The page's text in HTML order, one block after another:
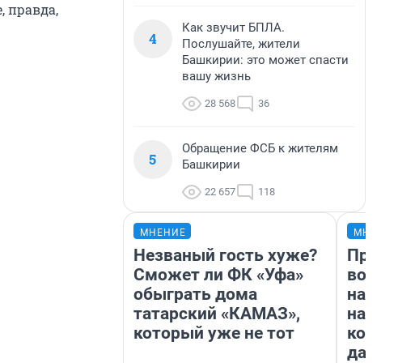
правда,
4
Как звучит БПЛА.
Послушайте, жители
Башкирии: это может спасти
вашу жизнь
28 568 36
5
Обращение ФСБ к жителям
Башкирии
22 657 118
МНЕНИЕ
Незваный гость хуже?
Сможет ли ФК «Уфа»
обыграть дома
татарский «КАМАЗ»,
который уже не тот
нам
даже